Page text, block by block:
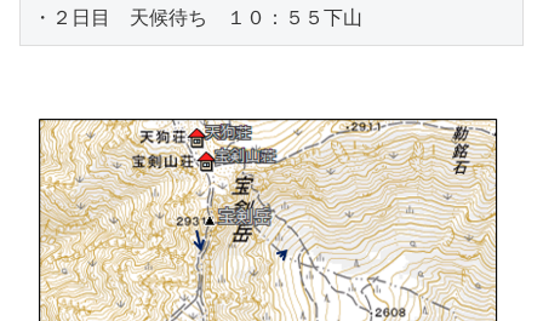
・２日目　天候待ち　１０：５５下山